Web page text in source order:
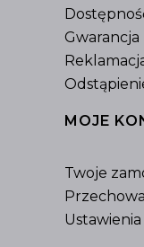
Gwarancja
MOJE
Twoje